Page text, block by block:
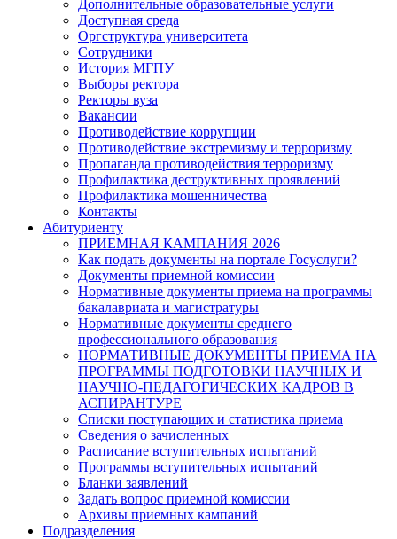
Дополнительные образовательные услуги
Доступная среда
Оргструктура университета
Сотрудники
История МГПУ
Выборы ректора
Ректоры вуза
Вакансии
Противодействие коррупции
Противодействие экстремизму и терроризму
Пропаганда противодействия терроризму
Профилактика деструктивных проявлений
Профилактика мошенничества
Контакты
Абитуриенту
ПРИЕМНАЯ КАМПАНИЯ 2026
Как подать документы на портале Госуслуги?
Документы приемной комиссии
Нормативные документы приема на программы
бакалавриата и магистратуры
Нормативные документы среднего
профессионального образования
НОРМАТИВНЫЕ ДОКУМЕНТЫ ПРИЕМА НА
ПРОГРАММЫ ПОДГОТОВКИ НАУЧНЫХ И
НАУЧНО-ПЕДАГОГИЧЕСКИХ КАДРОВ В
АСПИРАНТУРЕ
Списки поступающих и статистика приема
Сведения о зачисленных
Расписание вступительных испытаний
Программы вступительных испытаний
Бланки заявлений
Задать вопрос приемной комиссии
Архивы приемных кампаний
Подразделения